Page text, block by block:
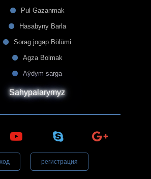
Pul Gazanmak
Hasabyny Barla
Sorag jogap Bölümi
Agza Bolmak
Aýdym sarga
Sahypalarymyz
регистрация